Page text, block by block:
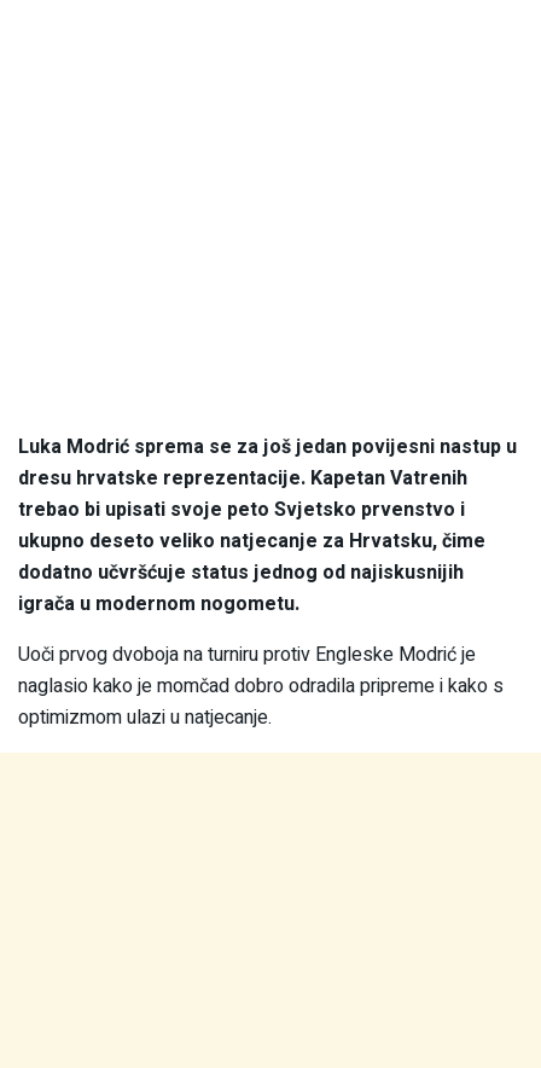
Luka Modrić sprema se za još jedan povijesni nastup u
dresu hrvatske reprezentacije. Kapetan Vatrenih
trebao bi upisati svoje peto Svjetsko prvenstvo i
ukupno deseto veliko natjecanje za Hrvatsku, čime
dodatno učvršćuje status jednog od najiskusnijih
igrača u modernom nogometu.
Uoči prvog dvoboja na turniru protiv Engleske Modrić je
naglasio kako je momčad dobro odradila pripreme i kako s
optimizmom ulazi u natjecanje.